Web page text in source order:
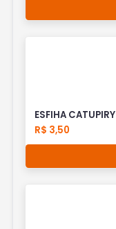
ESFIHA CATUPIRY
R$ 3,50